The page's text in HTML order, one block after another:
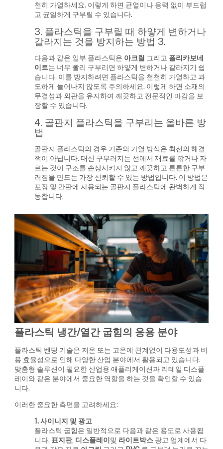
천히 가열하세요. 이렇게 하면 균열이나 응력 없이 부드럽
고 균일하게 구부릴 수 있습니다.
3. 플라스틱을 구부릴 때 하얗게 변하거나
갈라지는 것을 방지하는 방법 3.
다음과 같은 일부 플라스틱은 아크릴 그리고 폴리카보네
이트는 너무 빨리 구부리면 하얗게 변하거나 갈라지기 쉽
습니다. 이를 방지하려면 플라스틱을 천천히 가열하고 과
도하게 늘어나지 않도록 주의하세요. 이렇게 하면 소재의
무결성과 외관을 유지하여 깨끗하고 전문적인 마감을 보
장할 수 있습니다.
4. 골판지 플라스틱을 구부리는 올바른 방
법
골판지 플라스틱의 경우 기존의 가열 방식은 최선의 해결
책이 아닙니다. 대신 구부러지는 선에서 재료를 깎거나 자
르는 것이 구조를 손상시키지 않고 깨끗하고 튼튼한 구부
러짐을 만드는 가장 신뢰할 수 있는 방법입니다. 이 방법은
포장 및 간판에 사용되는 골판지 플라스틱에 완벽하게 작
동합니다.
플라스틱 냉간/열간 굽힘의 응용 분야
플라스틱 벤딩 기술은 저온 또는 고온에 관계없이 다용도성과 비
용 효율성으로 인해 다양한 산업 분야에서 활용되고 있습니다.
맞춤형 솔루션이 필요한 산업용 애플리케이션과 리테일 디스플
레이와 같은 분야에서 중요한 역할을 하는 것을 확인할 수 있습
니다.
이러한 중요한 측면을 고려하세요:
1. 사이니지 및 광고
플라스틱 굽힘은 일반적으로 다음과 같은 용도로 사용됩
니다. 표지판, 디스플레이 및 라이트박스광고 업계에서 다